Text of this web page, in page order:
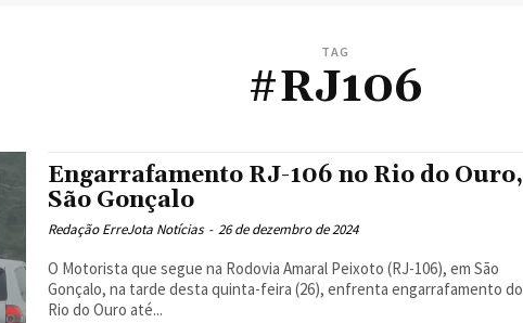
TAG
#RJ106
Engarrafamento RJ-106 no Rio do Ouro,
São Gonçalo
Redação ErreJota Notícias - 26 de dezembro de 2024
O Motorista que segue na Rodovia Amaral Peixoto (RJ-106), em São
Gonçalo, na tarde desta quinta-feira (26), enfrenta engarrafamento do
Rio do Ouro até...